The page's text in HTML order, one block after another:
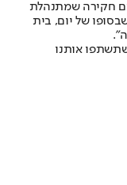
חקירה שמתנהלת
של יום, בית
אותנו